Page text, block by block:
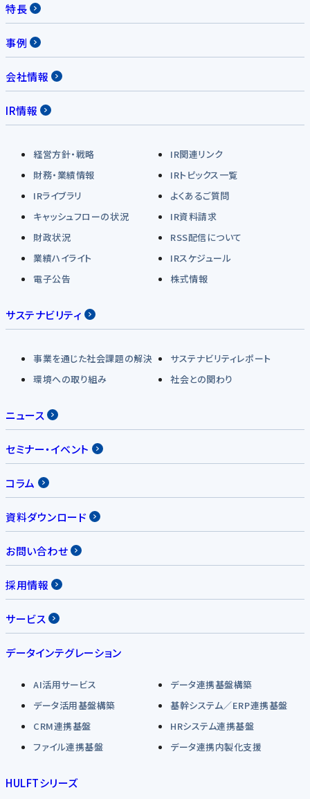
特長
事例
会社情報
IR情報
経営方針・戦略
IR関連リンク
財務・業績情報
IRトピックス一覧
IRライブラリ
よくあるご質問
キャッシュフローの状況
IR資料請求
財政状況
RSS配信について
業績ハイライト
IRスケジュール
電子公告
株式情報
サステナビリティ
事業を通じた社会課題の解決
サステナビリティレポート
環境への取り組み
社会との関わり
ニュース
セミナー・イベント
コラム
資料ダウンロード
お問い合わせ
採用情報
サービス
データインテグレーション
AI活用サービス
データ連携基盤構築
データ活用基盤構築
基幹システム／ERP連携基盤
CRM連携基盤
HRシステム連携基盤
ファイル連携基盤
データ連携内製化支援
HULFTシリーズ